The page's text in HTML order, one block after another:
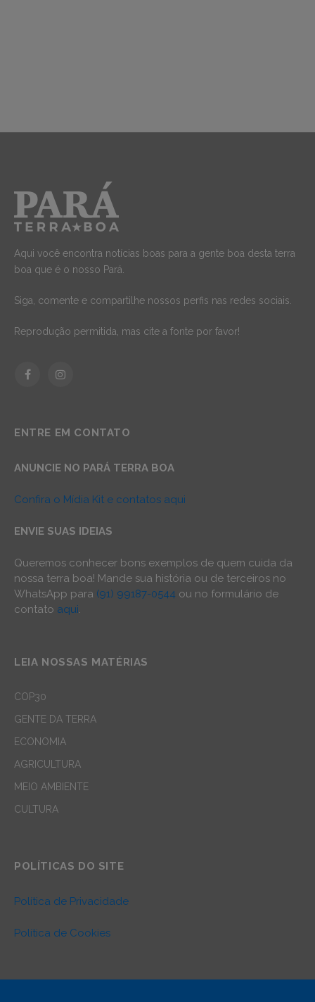
Aqui você encontra notícias boas para a gente boa desta terra
boa que é o nosso Pará.
Siga, comente e compartilhe nossos perfis nas redes sociais.
Reprodução permitida, mas cite a fonte por favor!
FacebookInstagram
ENTRE EM CONTATO
ANUNCIE NO PARÁ TERRA BOA
Confira o Mídia Kit e contatos aqui
ENVIE SUAS IDEIAS
Queremos conhecer bons exemplos de quem cuida da
nossa terra boa! Mande sua história ou de terceiros no
WhatsApp para (91) 99187-0544 ou no formulário de
contato aqui.
LEIA NOSSAS MATÉRIAS
COP30
GENTE DA TERRA
ECONOMIA
AGRICULTURA
MEIO AMBIENTE
CULTURA
POLÍTICAS DO SITE
Política de Privacidade
Política de Cookies